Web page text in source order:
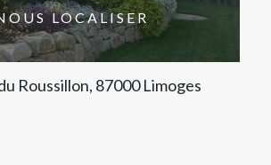
LOCALISER
Roussillon, 87000 Limoges